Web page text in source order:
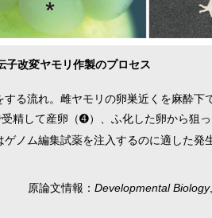
子改変ヤモリ作製のプロセス
する流れ。雌ヤモリの卵巣近くを麻酔
精して産卵（➍）、ふ化した卵から狙
ノム編集試薬を注入するのに適した発
原論文情報： Developmental Biology